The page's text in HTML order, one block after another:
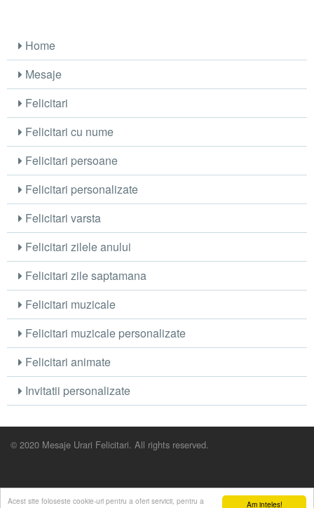
Am inteles!
Acest site foloseste cookie-uri pentru a oferi servicii, pentru a
Home
Mesaje
Felicitari
Felicitari cu nume
Felicitari persoane
Felicitari personalizate
Felicitari varsta
Felicitari zilele anului
Felicitari zile saptamana
Felicitari muzicale
Felicitari muzicale personalizate
Felicitari animate
Invitatii personalizate
© 2020 Mesaje Urari Felicitari. All rights reserved.